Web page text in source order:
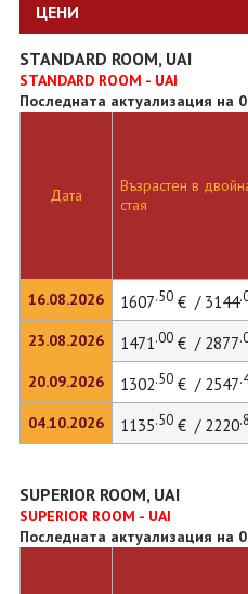
ЦЕНИ
STANDARD ROOM, UAI
STANDARD ROOM - UAI
Последната актуализация на
Дата
16.08.2026
23.08.2026
20.09.2026
04.10.2026
Възрастен в
стая
1607.50€ / 3144
1471.00€ / 2877
1302.50€ / 2547
1135.50€ / 2220
SUPERIOR ROOM, UAI
SUPERIOR ROOM - UAI
Последната актуализация на